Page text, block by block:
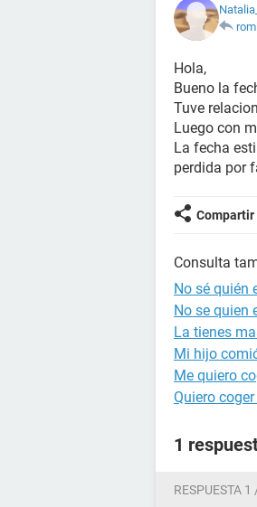
Hola,
Bueno la
Tuve
Luego con
La fecha
perdida por
Compartir
Consulta
No sé quién
No se quien
La tienes
Mi hijo
Me quiero
Quiero
1
RESPUESTA 1